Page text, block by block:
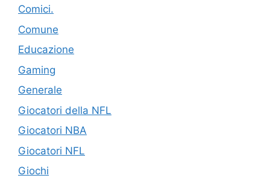
Comici.
Comune
Educazione
Gaming
Generale
Giocatori della NFL
Giocatori NBA
Giocatori NFL
Giochi